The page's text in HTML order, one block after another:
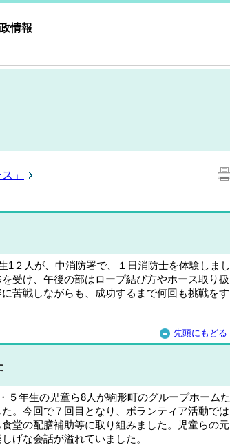
情報
」
1２人が、中消防署で、１日消防士を体験しまし
受け、午後の部はロープ結び方やホース取り扱
苦戦しながらも、成功するまで何回も挑戦をす
先頭にもどる
５年生の児童ら8人が駒形町のグループホームた
。今回で７回目となり、ボランティア活動では
堂の配膳補助等に取り組みました。児童らの元
げな会話が溢れていました。